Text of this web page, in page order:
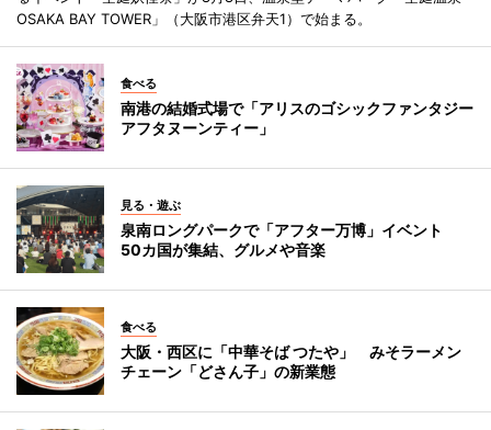
OSAKA BAY TOWER」（大阪市港区弁天1）で始まる。
食べる
南港の結婚式場で「アリスのゴシックファンタジー
アフタヌーンティー」
見る・遊ぶ
泉南ロングパークで「アフター万博」イベント
50カ国が集結、グルメや音楽
食べる
大阪・西区に「中華そば つたや」 みそラーメン
チェーン「どさん子」の新業態